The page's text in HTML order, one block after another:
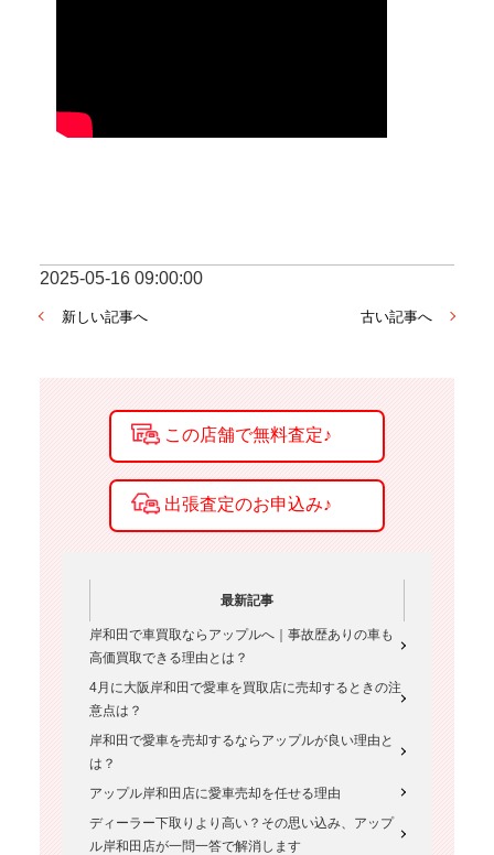
2025-05-16 09:00:00
新しい記事へ 古い記事へ
最新記事
岸和田で車買取ならアップルへ｜事故歴ありの車も
高価買取できる理由とは？
4月に大阪岸和田で愛車を買取店に売却するときの注
意点は？
岸和田で愛車を売却するならアップルが良い理由と
は？
アップル岸和田店に愛車売却を任せる理由
ディーラー下取りより高い？その思い込み、アップ
ル岸和田店が一問一答で解消します